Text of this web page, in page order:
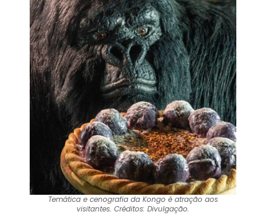
Temática e cenografia da Kongo é atração aos
visitantes. Créditos: Divulgação.